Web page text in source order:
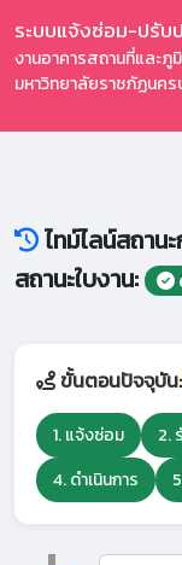
ระบบแจ้งซ่อม-ปรับ
งานอาคารสถานที่และ
มหาวิทยาลัยราชภัฏนค
ไทม์ไลน์สถาน
สถานะใบงาน:
ขั้นตอนปัจจุบัน:
1. แจ้งซ่อม 2.
4. ดำเนินการ